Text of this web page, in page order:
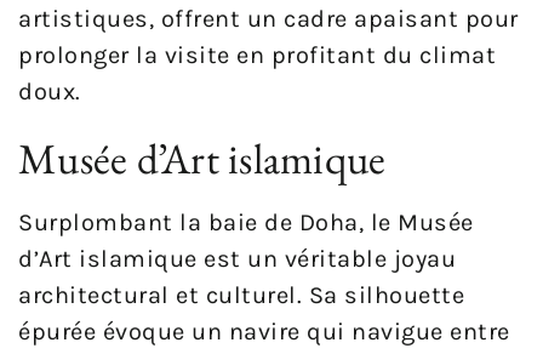
artistiques, offrent un cadre apaisant pour
prolonger la visite en profitant du climat
doux.
Musée d’Art islamique
Surplombant la baie de Doha, le Musée
d’Art islamique est un véritable joyau
architectural et culturel. Sa silhouette
épurée évoque un navire qui navigue entre